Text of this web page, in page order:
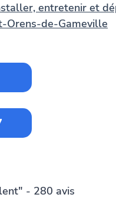
entretenir et
Orens-de-Gameville
- 280 avis